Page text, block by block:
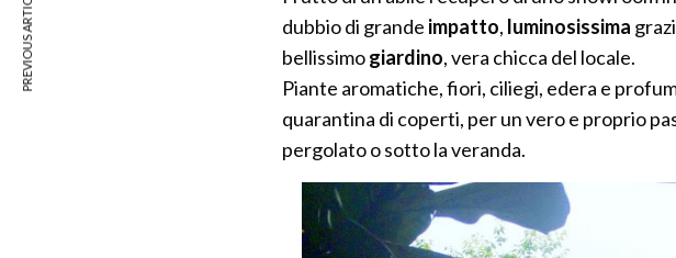
dubbio di grande impatto, luminosissima
bellissimogiardino, vera chicca del locale.
Piante aromatiche, fiori, ciliegi, edera e
quarantina di coperti, per un vero e proprio
pergolato o sotto la veranda.
PREVIOUS ARTICLE